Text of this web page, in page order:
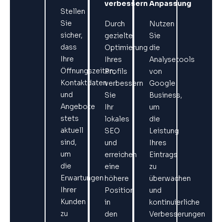
Stellen
Sie
sicher,
dass
Ihre
Öffnungszeiten,
Kontaktdaten
und
Angebote
stets
aktuell
sind,
um
die
Erwartungen
Ihrer
Kunden
zu
verbessern
Durch
gezielte
Optimierung
Ihres
Profils
verbessern
Sie
Ihr
lokales
SEO
und
erreichen
eine
höhere
Position
in
den
Anpassung
Nutzen
Sie
die
Analysetools
von
Google
Business,
um
die
Leistung
Ihres
Eintrags
zu
überwachen
und
kontinuierliche
Verbesserungen